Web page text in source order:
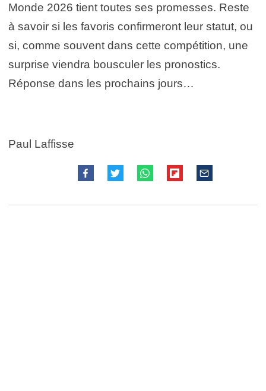
Monde 2026 tient toutes ses promesses. Reste
à savoir si les favoris confirmeront leur statut, ou
si, comme souvent dans cette compétition, une
surprise viendra bousculer les pronostics.
Réponse dans les prochains jours…
Paul Laffisse